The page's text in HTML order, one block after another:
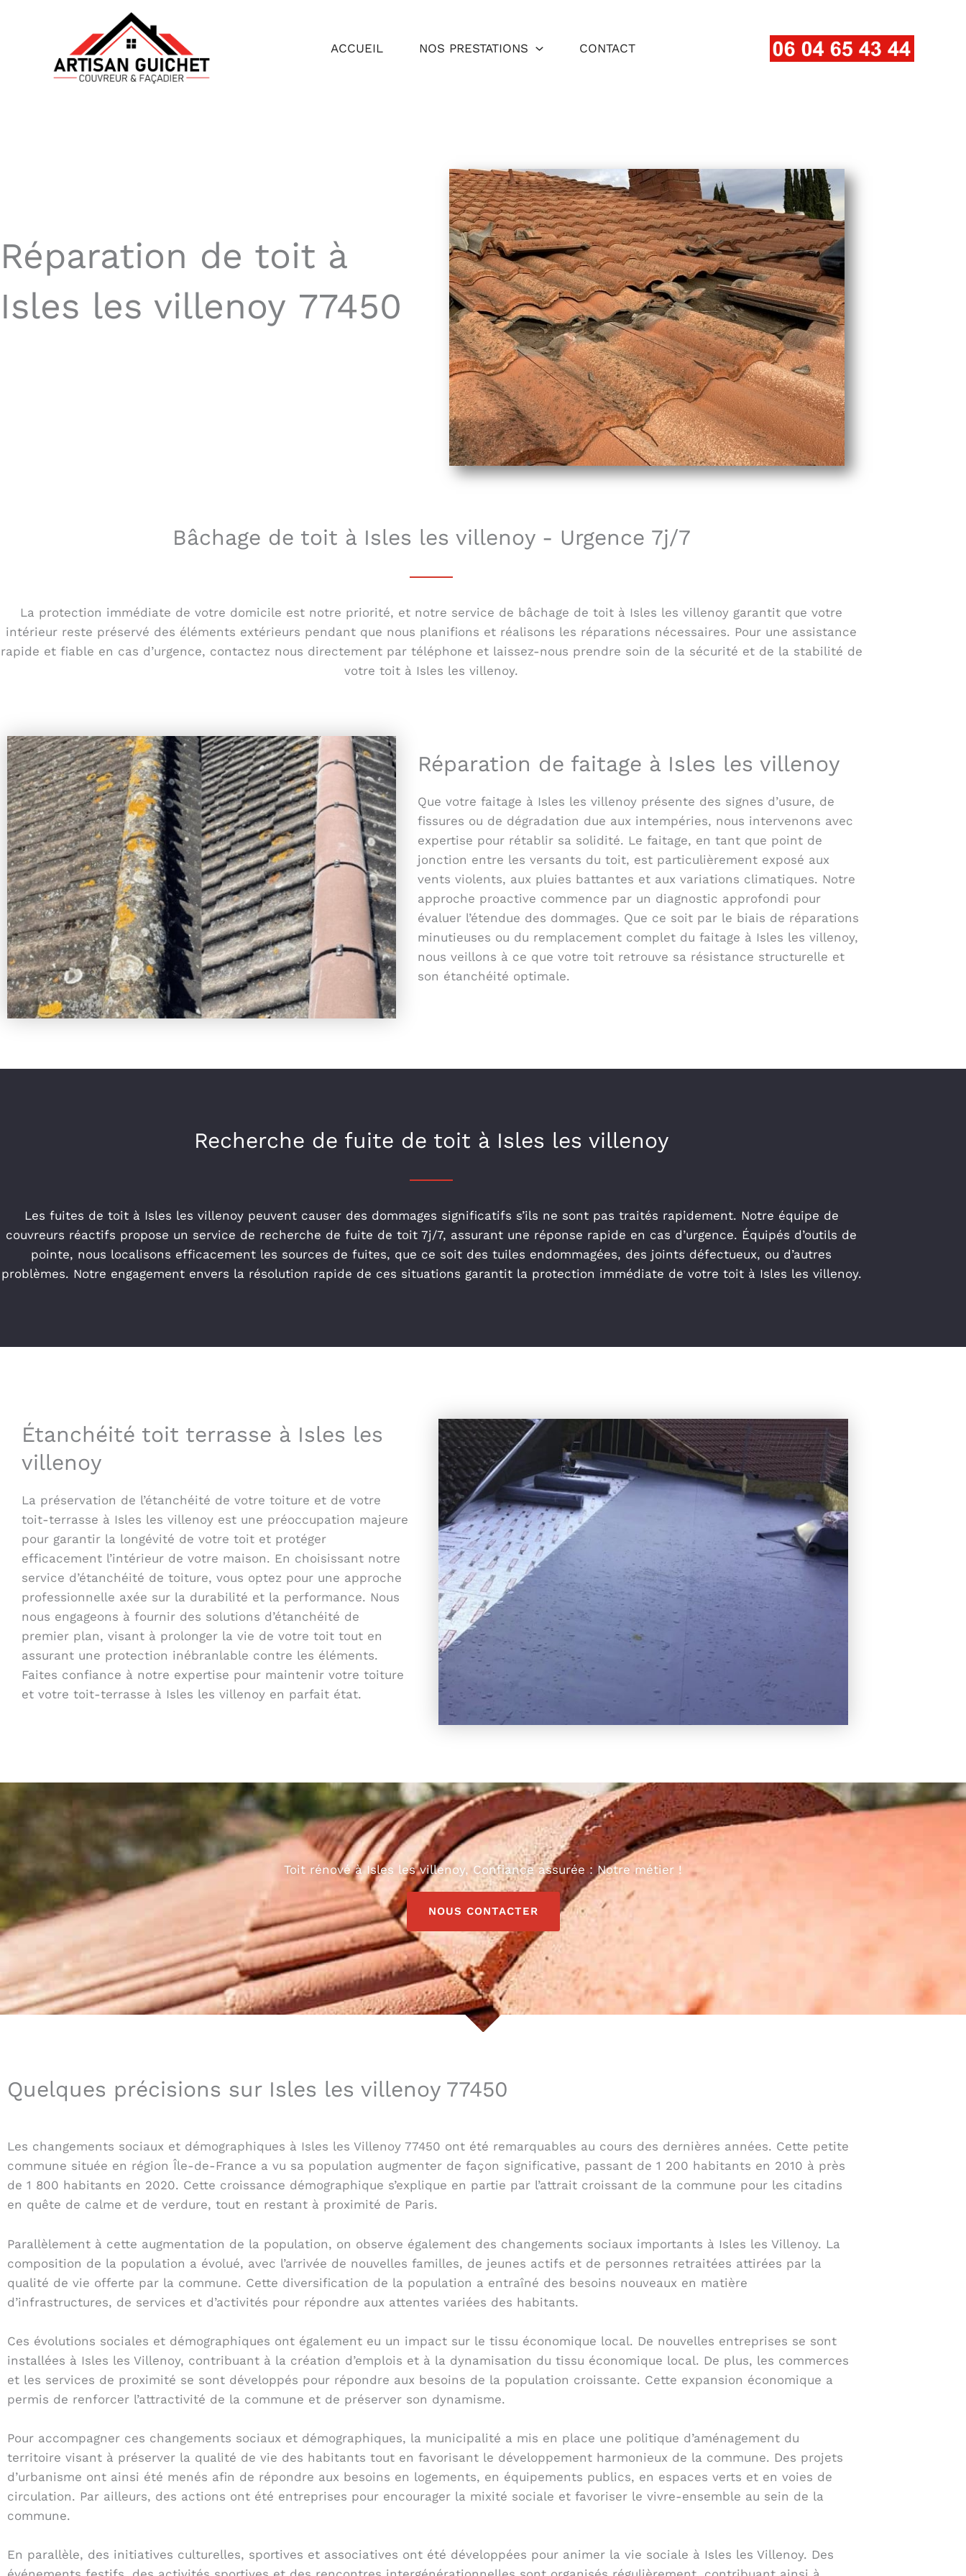
ACCUEIL NOS PRESTATIONS CONTACT
Réparation de toit à
Isles les villenoy 77450
Bâchage de toit à Isles les villenoy - Urgence 7j/7
La protection immédiate de votre domicile est notre priorité, et notre service de bâchage de toit à Isles les villenoy garantit que votre
intérieur reste préservé des éléments extérieurs pendant que nous planifions et réalisons les réparations nécessaires. Pour une assistance
rapide et fiable en cas d’urgence, contactez nous directement par téléphone et laissez-nous prendre soin de la sécurité et de la stabilité de
votre toit à Isles les villenoy.
Réparation de faitage à Isles les villenoy
Que votre faitage à Isles les villenoy présente des signes d’usure, de
fissures ou de dégradation due aux intempéries, nous intervenons avec
expertise pour rétablir sa solidité. Le faitage, en tant que point de
jonction entre les versants du toit, est particulièrement exposé aux
vents violents, aux pluies battantes et aux variations climatiques. Notre
approche proactive commence par un diagnostic approfondi pour
évaluer l’étendue des dommages. Que ce soit par le biais de réparations
minutieuses ou du remplacement complet du faitage à Isles les villenoy,
nous veillons à ce que votre toit retrouve sa résistance structurelle et
son étanchéité optimale.
Recherche de fuite de toit à Isles les villenoy
Les fuites de toit à Isles les villenoy peuvent causer des dommages significatifs s’ils ne sont pas traités rapidement. Notre équipe de
couvreurs réactifs propose un service de recherche de fuite de toit 7j/7, assurant une réponse rapide en cas d’urgence. Équipés d’outils de
pointe, nous localisons efficacement les sources de fuites, que ce soit des tuiles endommagées, des joints défectueux, ou d’autres
problèmes. Notre engagement envers la résolution rapide de ces situations garantit la protection immédiate de votre toit à Isles les villenoy.
Étanchéité toit terrasse à Isles les
villenoy
La préservation de l’étanchéité de votre toiture et de votre
toit-terrasse à Isles les villenoy est une préoccupation majeure
pour garantir la longévité de votre toit et protéger
efficacement l’intérieur de votre maison. En choisissant notre
service d’étanchéité de toiture, vous optez pour une approche
professionnelle axée sur la durabilité et la performance. Nous
nous engageons à fournir des solutions d’étanchéité de
premier plan, visant à prolonger la vie de votre toit tout en
assurant une protection inébranlable contre les éléments.
Faites confiance à notre expertise pour maintenir votre toiture
et votre toit-terrasse à Isles les villenoy en parfait état.
Toit rénové à Isles les villenoy, Confiance assurée : Notre métier !
NOUS CONTACTER
Quelques précisions sur Isles les villenoy 77450
Les changements sociaux et démographiques à Isles les Villenoy 77450 ont été remarquables au cours des dernières années. Cette petite
commune située en région Île-de-France a vu sa population augmenter de façon significative, passant de 1 200 habitants en 2010 à près
de 1 800 habitants en 2020. Cette croissance démographique s’explique en partie par l’attrait croissant de la commune pour les citadins
en quête de calme et de verdure, tout en restant à proximité de Paris.
Parallèlement à cette augmentation de la population, on observe également des changements sociaux importants à Isles les Villenoy. La
composition de la population a évolué, avec l’arrivée de nouvelles familles, de jeunes actifs et de personnes retraitées attirées par la
qualité de vie offerte par la commune. Cette diversification de la population a entraîné des besoins nouveaux en matière
d’infrastructures, de services et d’activités pour répondre aux attentes variées des habitants.
Ces évolutions sociales et démographiques ont également eu un impact sur le tissu économique local. De nouvelles entreprises se sont
installées à Isles les Villenoy, contribuant à la création d’emplois et à la dynamisation du tissu économique local. De plus, les commerces
et les services de proximité se sont développés pour répondre aux besoins de la population croissante. Cette expansion économique a
permis de renforcer l’attractivité de la commune et de préserver son dynamisme.
Pour accompagner ces changements sociaux et démographiques, la municipalité a mis en place une politique d’aménagement du
territoire visant à préserver la qualité de vie des habitants tout en favorisant le développement harmonieux de la commune. Des projets
d’urbanisme ont ainsi été menés afin de répondre aux besoins en logements, en équipements publics, en espaces verts et en voies de
circulation. Par ailleurs, des actions ont été entreprises pour encourager la mixité sociale et favoriser le vivre-ensemble au sein de la
commune.
En parallèle, des initiatives culturelles, sportives et associatives ont été développées pour animer la vie sociale à Isles les Villenoy. Des